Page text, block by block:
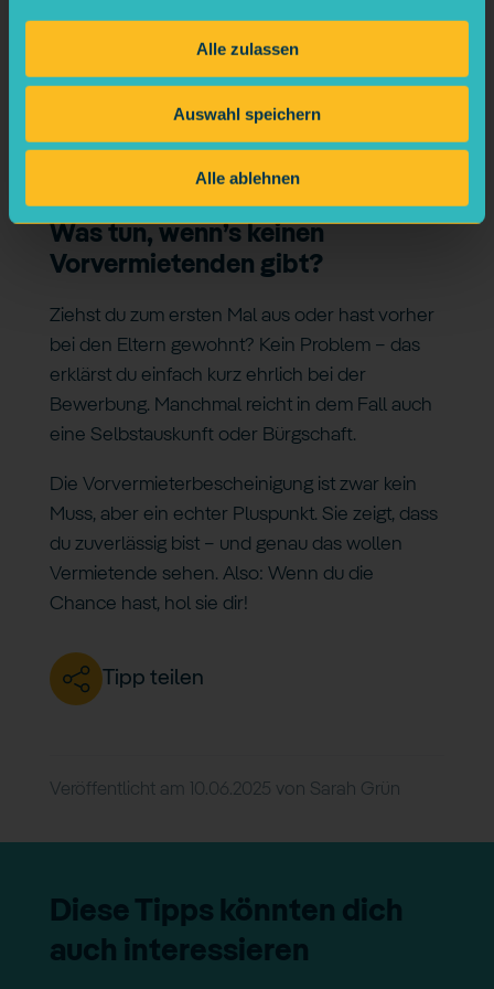
Alle zulassen
Auswahl speichern
Alle ablehnen
Du kannst auch selbst eine mitbringen und nur
ausfüllen lassen.
Was tun, wenn’s keinen
Vorvermietenden gibt?
Ziehst du zum ersten Mal aus oder hast vorher
bei den Eltern gewohnt? Kein Problem – das
erklärst du einfach kurz ehrlich bei der
Bewerbung. Manchmal reicht in dem Fall auch
eine Selbstauskunft oder Bürgschaft.
Die Vorvermieterbescheinigung ist zwar kein
Muss, aber ein echter Pluspunkt. Sie zeigt, dass
du zuverlässig bist – und genau das wollen
Vermietende sehen. Also: Wenn du die
Chance hast, hol sie dir!
Tipp teilen
Veröffentlicht am 10.06.2025 von Sarah Grün
Diese Tipps könnten dich
auch interessieren